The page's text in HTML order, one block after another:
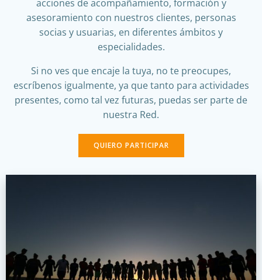
acciones de acompañamiento, formación y
asesoramiento con nuestros clientes, personas
socias y usuarias, en diferentes ámbitos y
especialidades.
Si no ves que encaje la tuya, no te preocupes,
escríbenos igualmente, ya que tanto para actividades
presentes, como tal vez futuras, puedas ser parte de
nuestra Red.
QUIERO PARTICIPAR